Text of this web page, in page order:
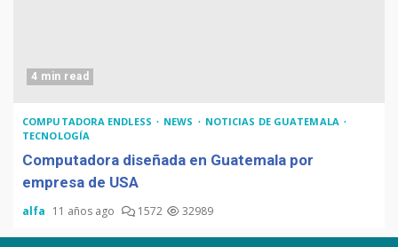
4 min read
COMPUTADORA ENDLESS NEWS
NOTICIAS DE GUATEMALA
TECNOLOGÍA
Computadora diseñada en Guatemala por
empresa de USA
alfa 11 años ago 1572 32989